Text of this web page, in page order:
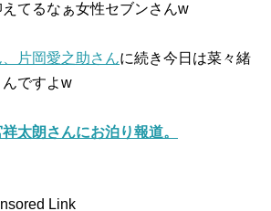
てるなぁ女性セブンさんw
片岡愛之助さんに続き今日は菜々緒
ですよw
太朗さんにお泊り報道。
Link